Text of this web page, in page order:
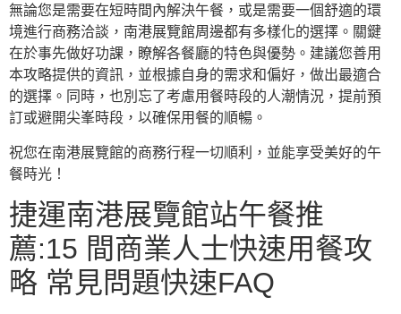
無論您是需要在短時間內解決午餐，或是需要一個舒適的環
境進行商務洽談，南港展覽館周邊都有多樣化的選擇。關鍵
在於事先做好功課，瞭解各餐廳的特色與優勢。建議您善用
本攻略提供的資訊，並根據自身的需求和偏好，做出最適合
的選擇。同時，也別忘了考慮用餐時段的人潮情況，提前預
訂或避開尖峯時段，以確保用餐的順暢。
祝您在南港展覽館的商務行程一切順利，並能享受美好的午
餐時光！
捷運南港展覽館站午餐推
薦:15 間商業人士快速用餐攻
略 常見問題快速FAQ